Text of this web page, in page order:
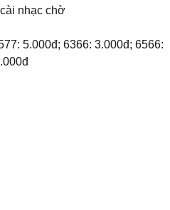
nhạc chờ
5.000đ; 6366: 3.000đ; 6566: